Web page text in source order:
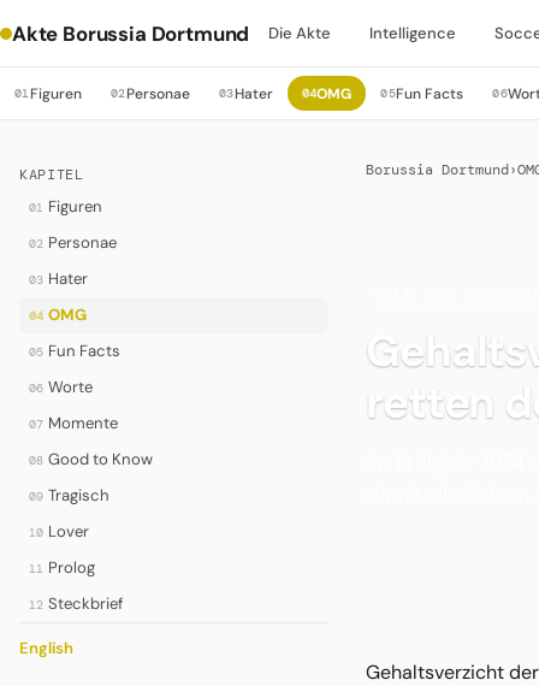
Akte Borussia Dortmund Die Akte Intelligence
01Figuren 02Personae 03Hater 04OMG 05Fun Facts 06
KAPITEL
01 Figuren
02 Personae
03 Hater
04 OMG
05 Fun Facts
06 Worte
07 Momente
08 Good to Know
09 Tragisch
10 Lover
11 Prolog
12 Steckbrief
English
Borussia Dortmund›
retten
Gehaltsverzicht